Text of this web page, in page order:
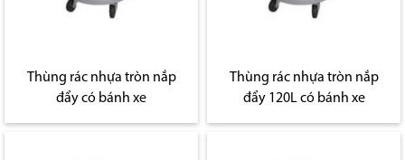
Thùng rác nhựa tròn nắp
đẩy có bánh xe
Thùng rác nhựa tròn nắp
đẩy 120L có bánh xe